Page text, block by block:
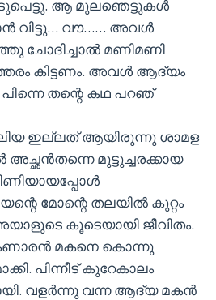
ആ മുലഞെട്ടുകൾ
വിട്ടു… വൗ…… അവൾ
ചോദിച്ചാൽ മണിമണി
കിട്ടണം. അവൾ ആദ്യം
തന്റെ കഥ പറഞ്
ഇല്ലത് ആയിരുന്നു ശാമള
അച്ഛൻതന്നെ മുട്ടുച്ചരക്കായ
മോന്റെ തലയിൽ കുറ്റം
അയാളുടെ കൂടെയായി ജീവിതം.
മകനെ കൊന്നു
പിന്നീട്‌ കുറേകാലം
വളർന്നു വന്ന ആദ്യ മകൻ